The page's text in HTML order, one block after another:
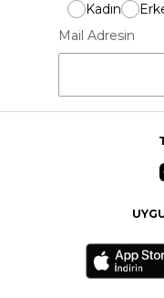
Kadın
Mail Adresin